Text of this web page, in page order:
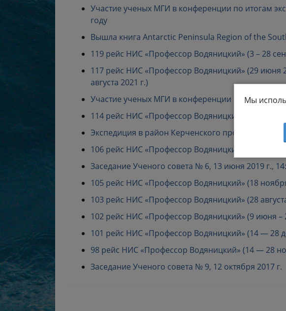
Участие ученых МГИ в конференции по итогам
году
Вышла книга Antarctic Peninsula Region of the
119 рейс НИС «Профессор Водяницкий» (3 – 28
117 рейс НИС «Профессор Водяницкий» (29 июня
августа 2021 г.)
Участие ученых МГИ в конференции по итогам
114 рейс НИС «Профессор Водяницкий» (15
Экспедиция в район Керченского пролива (21-25
106 рейс НИС «Профессор Водяницкий» (18 апреля
Заседание Ученого совета № 6, 13 июня 2019 г.,
105 рейс НИС «Профессор Водяницкий» (18
103 рейс НИС «Профессор Водяницкий» (28
102 рейс НИС «Профессор Водяницкий» (9 июня –
101 рейс НИС «Профессор Водяницкий» (14 — 28
98 рейс НИС «Профессор Водяницкий» (14 — 28
Заседание Ученого совета № 9, 12 октября 2017 г.
Мы